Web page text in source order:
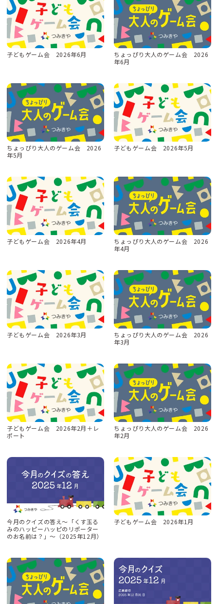
子どもゲーム会 2026年6月
ちょっぴり大人のゲーム会 2026
年6月
ちょっぴり大人のゲーム会 2026
年5月
子どもゲーム会 2026年5月
子どもゲーム会 2026年4月
ちょっぴり大人のゲーム会 2026
年4月
子どもゲーム会 2026年3月
ちょっぴり大人のゲーム会 2026
年3月
子どもゲーム会 2026年2月＋レ
ポート
ちょっぴり大人のゲーム会 2026
年2月
今月のクイズの答え〜「くす玉る
みのハッピーハッピのリポーター
のお名前は？」〜（2025年12月）
子どもゲーム会 2026年1月